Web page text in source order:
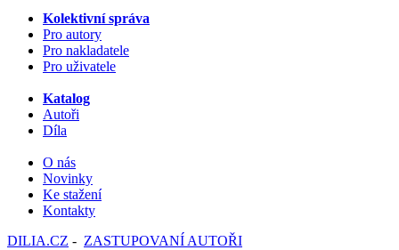
Kolektivní správa
Pro autory
Pro nakladatele
Pro uživatele
Katalog
Autoři
Díla
O nás
Novinky
Ke stažení
Kontakty
DILIA.CZ - ZASTUPOVANÍ AUTOŘI